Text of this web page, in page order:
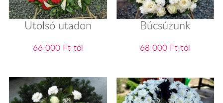
Utolsó utadon
66 000 Ft-tól
Búcsúzunk
68 000 Ft-tól